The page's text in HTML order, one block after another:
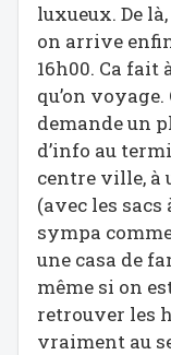
luxueux. De
on arrive
16h00. Ca fait
qu’on
demande un
d’info au
centre ville, à
(avec les sacs
sympa
une casa de
même si on
retrouver les
vraiment au